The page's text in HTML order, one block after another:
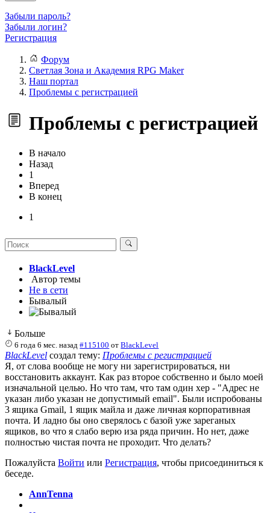
Забыли пароль?
Забыли логин?
Регистрация
Форум
Светлая Зона и Академия RPG Maker
Наш портал
Проблемы с регистрацией
Проблемы с регистрацией
В начало
Назад
1
Вперед
В конец
1
BlackLevel
Автор темы
Не в сети
Бывалый
Больше
6 года 6 мес. назад #115100 отBlackLevel
BlackLevel создал тему: Проблемы с регистрацией
Я, от слова вообще не могу ни зарегистрироваться, ни
восстановить аккаунт. Как раз второе собственно и было моей
изначальной целью. Но что там, что там один хер - "Адрес не
указан либо указан не допустимый email". Были испробованы
3 ящика Gmail, 1 ящик майла и даже личная корпоративная
почта. И ладно бы оно сверялось с базой уже зареганых
ящиков, во что я слабо верю иза ряда причин. Но нет, даже
полностью чистая почта не проходит. Что делать?
Пожалуйста Войти или Регистрация, чтобы присоединиться к
беседе.
AnnTenna